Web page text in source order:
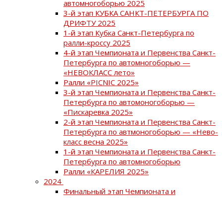
автомногоборью 2025
3-й этап КУБКА САНКТ-ПЕТЕРБУРГА ПО
ДРИФТУ 2025
1-й этап Кубка Санкт-Петербурга по
ралли-кроссу 2025
4-й этап Чемпионата и Первенства Санкт-
Петербурга по автомногоборью —
«НЕВОКЛАСС лето»
Ралли «PICNIC 2025»
3-й этап Чемпионата и Первенства Санкт-
Петербурга по автомоногоборью —
«Пискаревка 2025»
2-й этап Чемпионата и Первенства Санкт-
Петербурга по автмоногоборью — «Нево-
класс весна 2025»
1-й этап Чемпионата и Первенства Санкт-
Петербурга по автомногоборью
Ралли «КАРЕЛИЯ 2025»
2024
Финальный этап Чемпионата и